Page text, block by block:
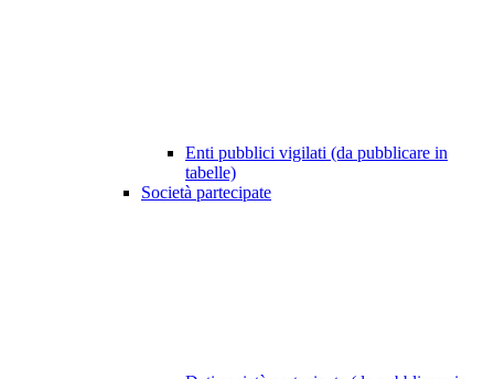
Enti pubblici vigilati (da pubblicare in
tabelle)
Società partecipate